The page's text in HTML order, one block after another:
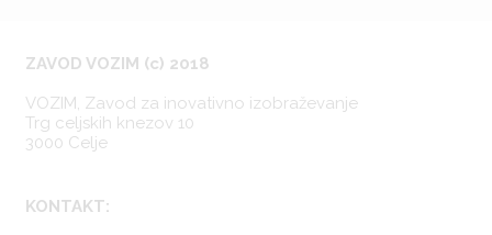
ZAVOD VOZIM (c) 2018
VOZIM, Zavod za inovativno izobraževanje
Trg celjskih knezov 10
3000 Celje
KONTAKT: